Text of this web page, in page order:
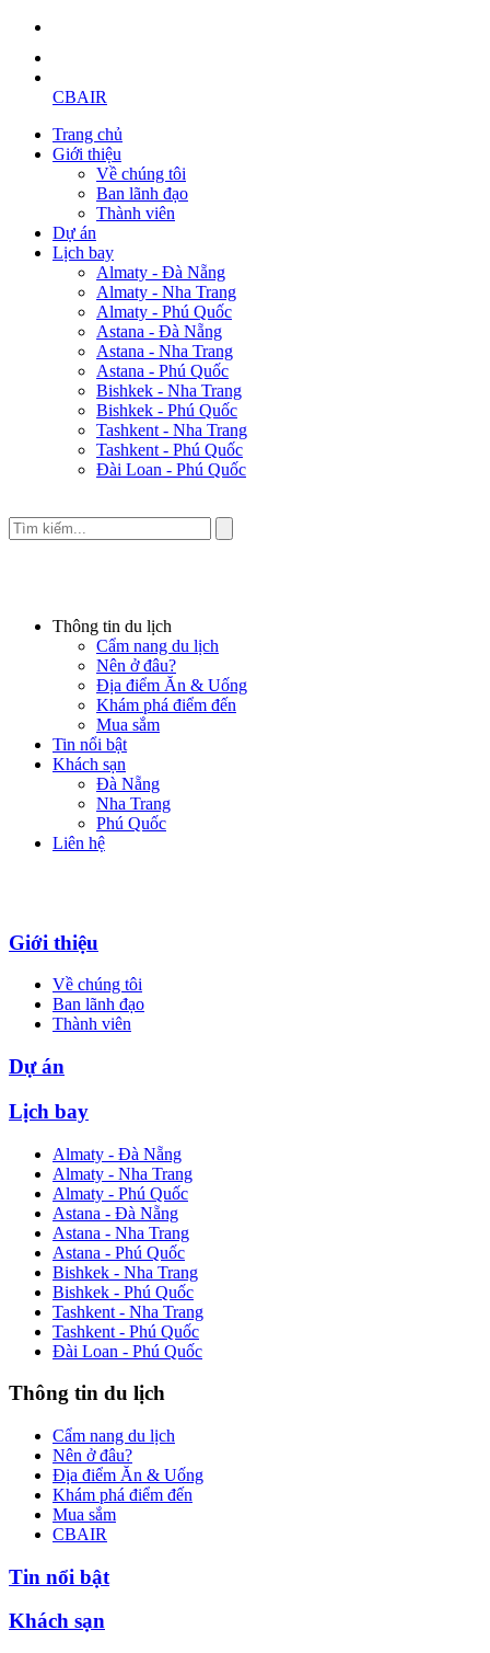
CBAIR
Trang chủ
Giới thiệu
Về chúng tôi
Ban lãnh đạo
Thành viên
Dự án
Lịch bay
Almaty - Đà Nẵng
Almaty - Nha Trang
Almaty - Phú Quốc
Astana - Đà Nẵng
Astana - Nha Trang
Astana - Phú Quốc
Bishkek - Nha Trang
Bishkek - Phú Quốc
Tashkent - Nha Trang
Tashkent - Phú Quốc
Đài Loan - Phú Quốc
Thông tin du lịch
Cẩm nang du lịch
Nên ở đâu?
Địa điểm Ăn & Uống
Khám phá điểm đến
Mua sắm
Tin nổi bật
Khách sạn
Đà Nẵng
Nha Trang
Phú Quốc
Liên hệ
Giới thiệu
Về chúng tôi
Ban lãnh đạo
Thành viên
Dự án
Lịch bay
Almaty - Đà Nẵng
Almaty - Nha Trang
Almaty - Phú Quốc
Astana - Đà Nẵng
Astana - Nha Trang
Astana - Phú Quốc
Bishkek - Nha Trang
Bishkek - Phú Quốc
Tashkent - Nha Trang
Tashkent - Phú Quốc
Đài Loan - Phú Quốc
Thông tin du lịch
Cẩm nang du lịch
Nên ở đâu?
Địa điểm Ăn & Uống
Khám phá điểm đến
Mua sắm
CBAIR
Tin nổi bật
Khách sạn